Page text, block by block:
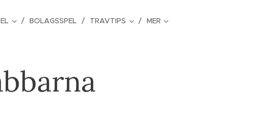
BOLAGSSPEL TRAVTIPS MER